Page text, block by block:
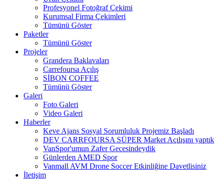
Profesyonel Fotoğraf Çekimi
Kurumsal Firma Çekimleri
Tümünü Göster
Paketler
Tümünü Göster
Projeler
Grandera Baklavaları
Carrefoursa Açılış
SİBON COFFEE
Tümünü Göster
Galeri
Foto Galeri
Video Galeri
Haberler
Keve Ajans Sosyal Sorumluluk Projemiz Başladı
DEV CARRFOURSA SÜPER Market Açılışını yaptık
VanSpor'umun Zafer Gecesindeydik
Günlerden AMED Spor
Vanmall AVM Drone Soccer Etkinliğine Davetlisiniz
İletişim